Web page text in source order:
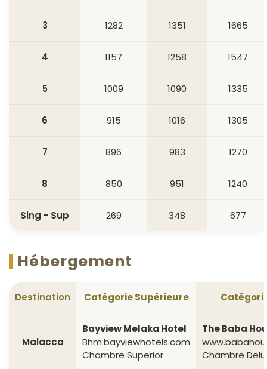
3 1282 1351 1665
4 1157 1258 1547
5 1009 1090 1335
6 915 1016 1305
7 896 983 1270
8 850 951 1240
Sing - Sup 269 348 677
Hébergement
Destination Catégorie Supérieure
Malacca
Bayview Melaka Hotel
Bhm.bayviewhotels.com
Chambre Superior
The Baba
Chambre